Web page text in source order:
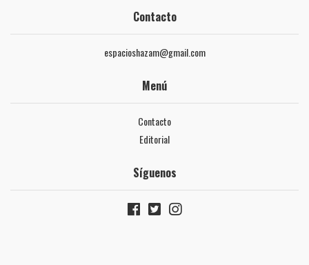
Contacto
espacioshazam@gmail.com
Menú
Contacto
Editorial
Síguenos